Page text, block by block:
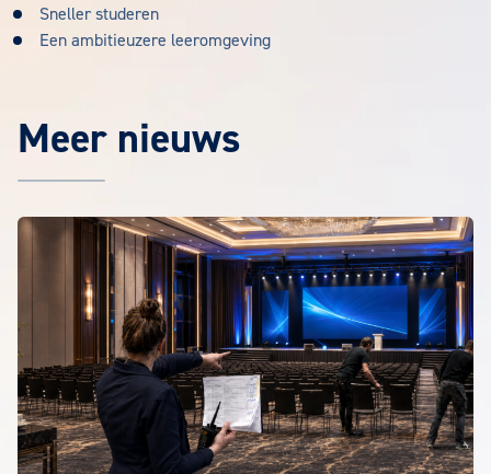
Sneller studeren
Een ambitieuzere leeromgeving
Meer nieuws